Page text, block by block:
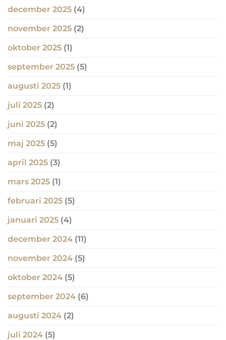
december 2025 (4)
november 2025 (2)
oktober 2025 (1)
september 2025 (5)
augusti 2025 (1)
juli 2025 (2)
juni 2025 (2)
maj 2025 (5)
april 2025 (3)
mars 2025 (1)
februari 2025 (5)
januari 2025 (4)
december 2024 (11)
november 2024 (5)
oktober 2024 (5)
september 2024 (6)
augusti 2024 (2)
juli 2024 (5)